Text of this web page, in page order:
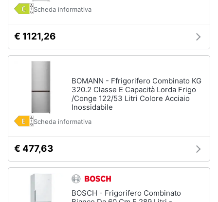
Scheda informativa
€ 1121,26
BOMANN - Ffrigorifero Combinato KG
320.2 Classe E Capacità Lorda Frigo
/Conge 122/53 Litri Colore Acciaio
Inossidabile
Scheda informativa
€ 477,63
BOSCH - Frigorifero Combinato